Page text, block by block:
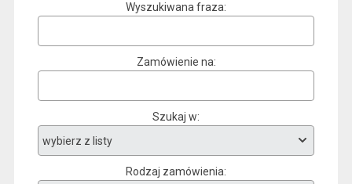
Wyszukiwana fraza
Zamówienie na
Szukaj w
Rodzaj zamówienia